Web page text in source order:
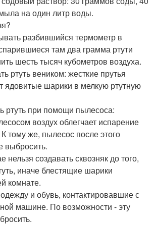
на один литр воды.
разбившийся термометр в
там два грамма ртути
шесть тысяч кубометров воздуха.
ртуть веником: жесткие прутья
ядовитые шарики в мелкую ртутную
ртуть при помощи пылесоса:
воздух облегчает испарение
тому же, пылесос после этого
выбросить.
нельзя создавать сквозняк до того,
иначе блестящие шарики
комнате.
и обувь, контактировавшие с
машине. По возможности - эту